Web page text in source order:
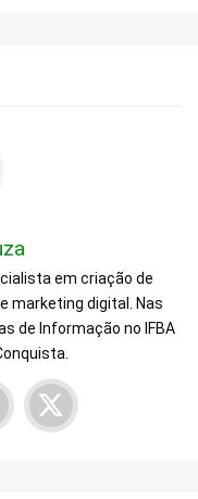
em criação de
marketing digital. Nas
de Informação no IFBA